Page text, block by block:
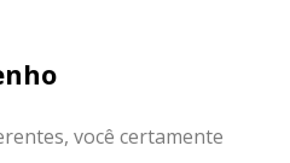
você certamente